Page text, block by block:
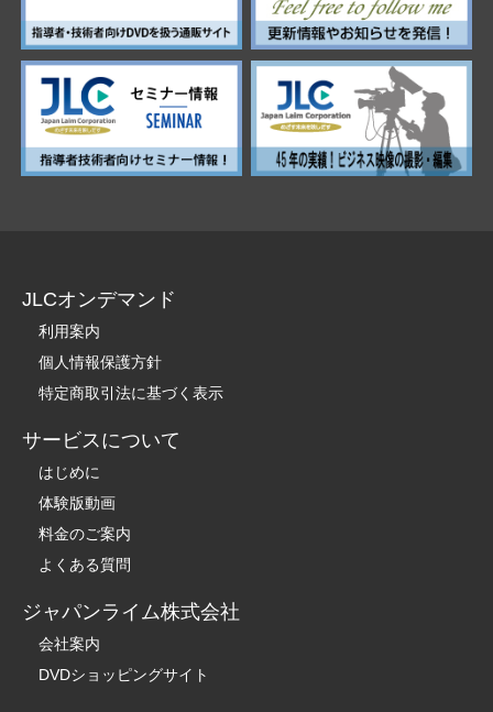
JLCオンデマンド
利用案内
個人情報保護方針
特定商取引法に基づく表示
サービスについて
はじめに
体験版動画
料金のご案内
よくある質問
ジャパンライム株式会社
会社案内
DVDショッピングサイト